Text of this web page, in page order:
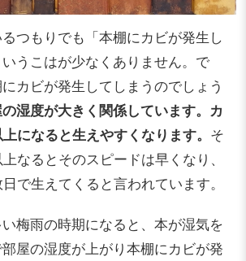
つもりでも「本棚にカビが発生し
うこはが少なくありません。で
カビが発生してしまうのでしょう
湿度が大きく関係しています。カ
になると生えやすくなります。 そ
なるとそのスピードは早くなり、
で生えてくると言われています。
梅雨の時期になると、本が湿気を
屋の湿度が上がり本棚にカビが発